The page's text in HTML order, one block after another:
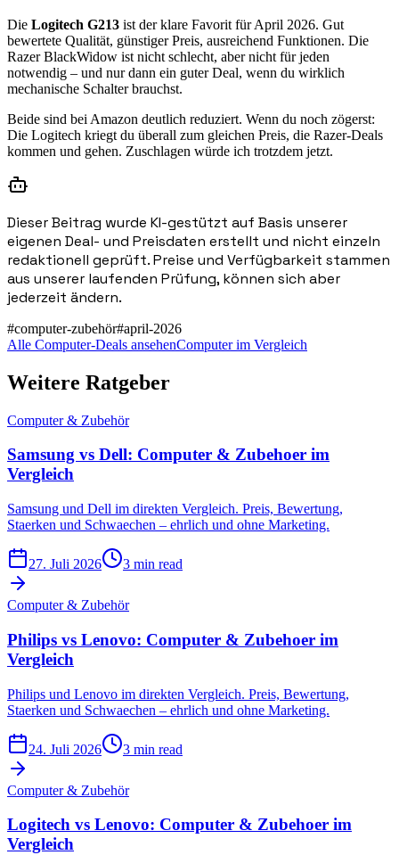
Die Logitech G213 ist der klare Favorit für April 2026. Gut
bewertete Qualität, günstiger Preis, ausreichend Funktionen. Die
Razer BlackWidow ist nicht schlecht, aber nicht für jeden
notwendig – und nur dann ein guter Deal, wenn du wirklich
mechanische Schalter brauchst.
Beide sind bei Amazon deutlich reduziert. Wenn du noch zögerst:
Die Logitech kriegt du überall zum gleichen Preis, die Razer-Deals
kommen und gehen. Zuschlagen würde ich trotzdem jetzt.
Dieser Beitrag wurde KI-gestützt auf Basis unserer
eigenen Deal- und Preisdaten erstellt und nicht einzeln
redaktionell geprüft. Preise und Verfügbarkeit stammen
aus unserer laufenden Prüfung, können sich aber
jederzeit ändern.
#computer-zubehör#april-2026
Alle Computer-Deals ansehenComputer im Vergleich
Weitere Ratgeber
Computer & Zubehör
Samsung vs Dell: Computer & Zubehoer im
Vergleich
Samsung und Dell im direkten Vergleich. Preis, Bewertung,
Staerken und Schwaechen – ehrlich und ohne Marketing.
27. Juli 2026 3 min read
Computer & Zubehör
Philips vs Lenovo: Computer & Zubehoer im
Vergleich
Philips und Lenovo im direkten Vergleich. Preis, Bewertung,
Staerken und Schwaechen – ehrlich und ohne Marketing.
24. Juli 2026 3 min read
Computer & Zubehör
Logitech vs Lenovo: Computer & Zubehoer im
Vergleich